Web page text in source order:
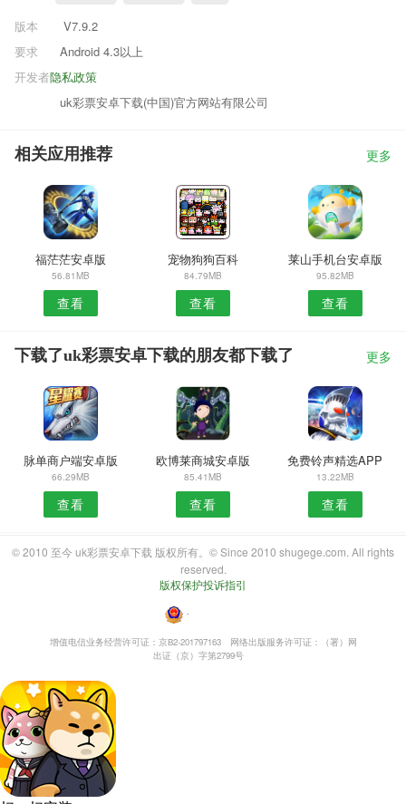
版本
V7.9.2
要求
Android 4.3以上
隐私政策
开发者
uk彩票安卓下载(中国)官方网站有限公司
相关应用推荐 更多
福茫茫安卓版
56.81MB
查看
宠物狗狗百科
84.79MB
查看
莱山手机台安卓版
95.82MB
查看
下载了uk彩票安卓下载的朋友都下载了 更多
脉单商户端安卓版
66.29MB
查看
欧博莱商城安卓版
85.41MB
查看
免费铃声精选APP
13.22MB
查看
© 2010 至今 uk彩票安卓下载 版权所有。© Since 2010 shugege.com. All rights
reserved.
版权保护投诉指引
・
增值电信业务经营许可证：京B2-201797163
网络出版服务许可证：（署）网
出证（京）字第2799号